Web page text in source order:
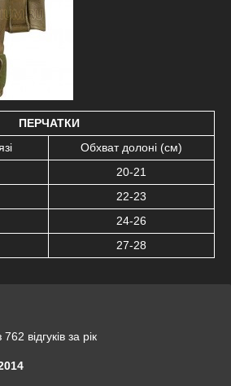
ПЕРЧАТКИ
Обхват долоні (см)
20-21
22-23
24-26
27-28
відгуків за рік